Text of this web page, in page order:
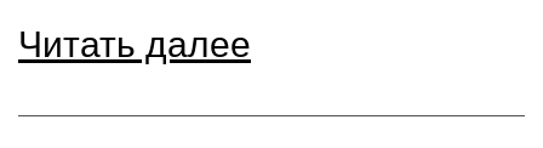
Читать далее